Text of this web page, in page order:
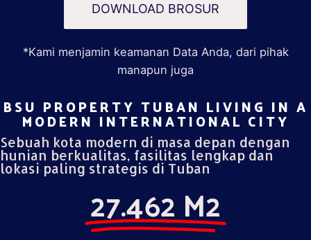
DOWNLOAD BROSUR
*Kami menjamin keamanan Data Anda, dari pihak
manapun juga
BSU PROPERTY TUBAN LIVING IN A
MODERN INTERNATIONAL CITY​
Sebuah kota modern di masa depan dengan
hunian berkualitas, fasilitas lengkap dan
lokasi paling strategis di Tuban
27.462 M2